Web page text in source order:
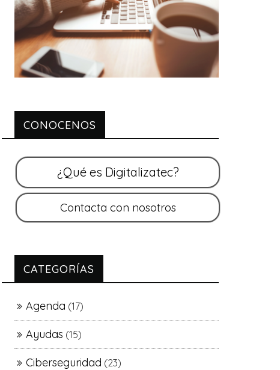
CONOCENOS
CATEGORÍAS
Agenda (17)
Ayudas (15)
Ciberseguridad (23)